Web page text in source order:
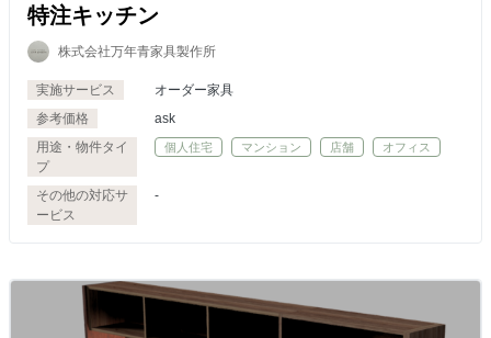
特注キッチン
株式会社万年青家具製作所
実施サービス
オーダー家具
参考価格
ask
用途・物件タイ
プ
個人住宅 マンション 店舗 オフィス
その他の対応サ
ービス
-